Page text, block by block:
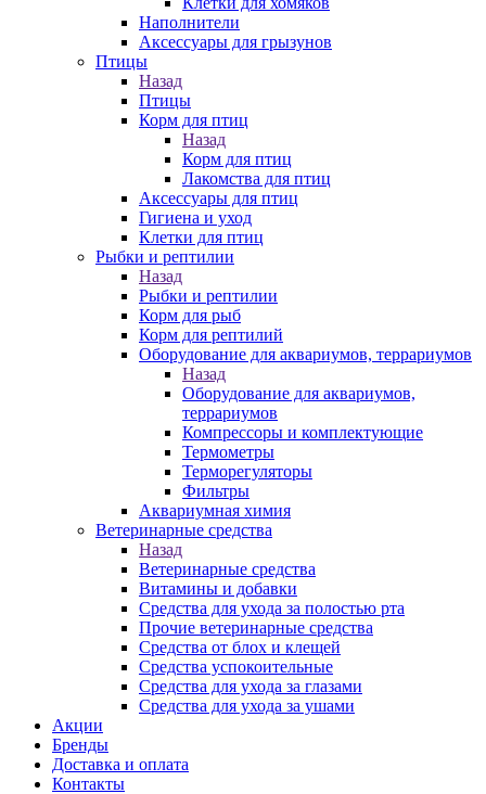
Наполнители
Аксессуары для грызунов
Птицы
Назад
Птицы
Корм для птиц
Назад
Корм для птиц
Лакомства для птиц
Аксессуары для птиц
Гигиена и уход
Клетки для птиц
Рыбки и рептилии
Назад
Рыбки и рептилии
Корм для рыб
Корм для рептилий
Оборудование для аквариумов, террариумов
Назад
Оборудование для аквариумов,
террариумов
Компрессоры и комплектующие
Термометры
Терморегуляторы
Фильтры
Аквариумная химия
Ветеринарные средства
Назад
Ветеринарные средства
Витамины и добавки
Средства для ухода за полостью рта
Прочие ветеринарные средства
Средства от блох и клещей
Средства успокоительные
Средства для ухода за глазами
Средства для ухода за ушами
Акции
Бренды
Доставка и оплата
Контакты